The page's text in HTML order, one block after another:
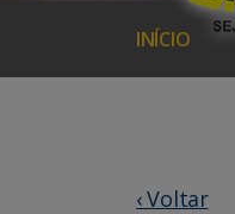
INÍCIO
‹ Voltar